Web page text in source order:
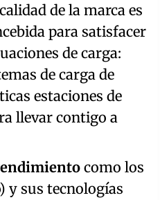
de la marca es
para satisfacer
de carga:
de carga de
estaciones de
llevar contigo a
como los
y sus tecnologías